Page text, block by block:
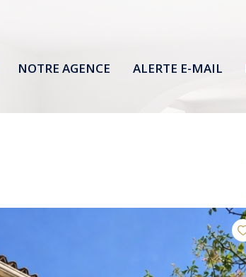
NOTRE AGENCE ALERTE E-MAIL